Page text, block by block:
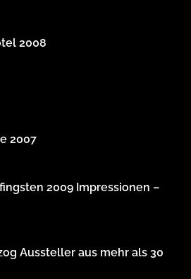
2008
2007
2009 Impressionen –
Aussteller aus mehr als 30